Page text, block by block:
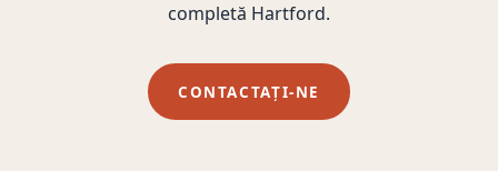
completă Hartford.
CONTACTAȚI-NE